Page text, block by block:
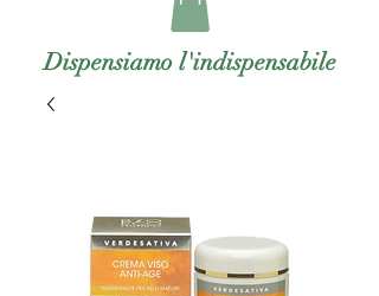
Dispensiamo l'indispensabile